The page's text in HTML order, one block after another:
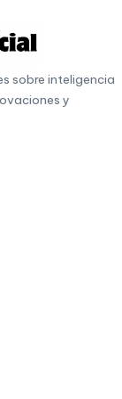
sobre inteligencia
y